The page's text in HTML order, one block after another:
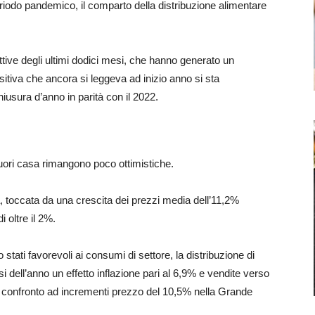
pandemico, il comparto della distribuzione alimentare
degli ultimi dodici mesi, che hanno generato un
che ancora si leggeva ad inizio anno si sta
d’anno in parità con il 2022.
casa rimangono poco ottimistiche.
da una crescita dei prezzi media dell’11,2%
oltre il 2%.
favorevoli ai consumi di settore, la distribuzione di
dell’anno un effetto inflazione pari al 6,9% e vendite verso
ad incrementi prezzo del 10,5% nella Grande